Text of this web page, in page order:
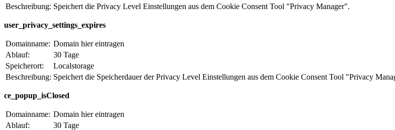
Beschreibung: Speichert die Privacy Level Einstellungen aus dem Cookie Consent Tool "Privacy Manager".
user_privacy_settings_expires
Domainname: Domain hier eintragen
Ablauf:
30 Tage
Speicherort:
Localstorage
Beschreibung: Speichert die Speicherdauer der Privacy Level Einstellungen aus dem Cookie Consent Tool "Privacy
ce_popup_isClosed
Domainname: Domain hier eintragen
Ablauf:
30 Tage